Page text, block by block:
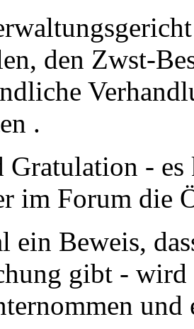
den Zwst-
.
Gratulation -
im Forum die
ein Beweis,
gibt -